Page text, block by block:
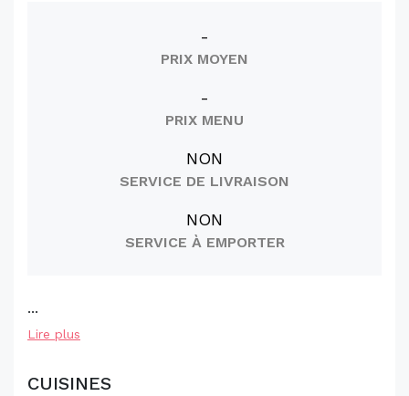
-
PRIX MOYEN
-
PRIX MENU
NON
SERVICE DE LIVRAISON
NON
SERVICE À EMPORTER
...
Lire plus
CUISINES